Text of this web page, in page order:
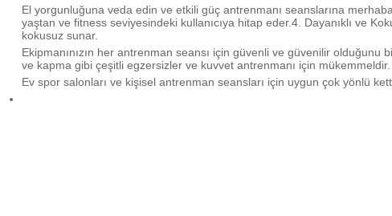
El yorgunluğuna veda edin ve etkili güç antrenmanı seanslarına
yaştan ve fitness seviyesindeki kullanıcıya hitap eder.4. Dayanıklı ve
kokusuz sunar.
Ekipmanınızın her antrenman seansı için güvenli ve güvenilir
ve kapma gibi çeşitli egzersizler ve kuvvet antrenmanı için mükemmeldir.
Ev spor salonları ve kişisel antrenman seansları için uygun çok yönlü